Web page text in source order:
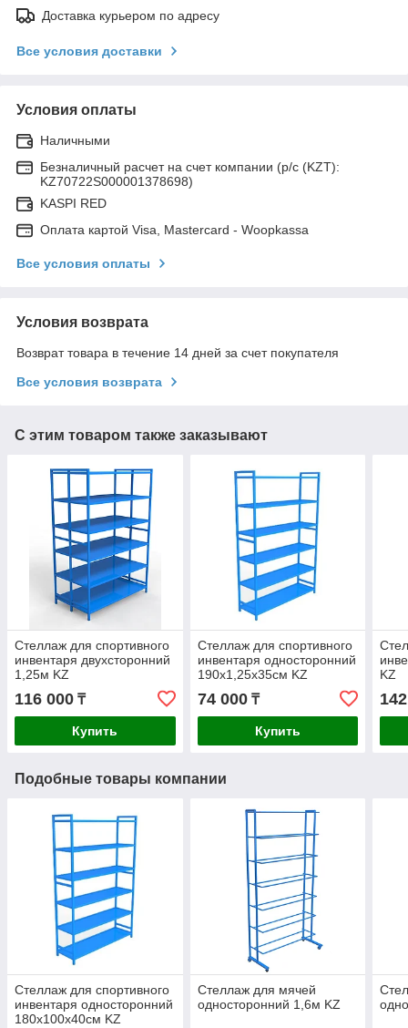
Доставка курьером по адресу
Все условия доставки
Условия оплаты
Наличными
Безналичный расчет на счет компании (р/с (KZT):
KZ70722S000001378698)
KASPI RED
Оплата картой Visa, Mastercard - Woopkassa
Все условия оплаты
Условия возврата
Возврат товара в течение 14 дней за счет покупателя
Все условия возврата
С этим товаром также заказывают
Стеллаж для спортивного
инвентаря двухсторонний
1,25м KZ
116 000 ₸
Купить
Стеллаж для спортивного
инвентаря односторонний
190х1,25х35см KZ
74 000₸
Купить
KZ
Подобные товары компании
Стеллаж для спортивного
инвентаря односторонний
180х100х40см KZ
Стеллаж для мячей
односторонний 1,6м KZ